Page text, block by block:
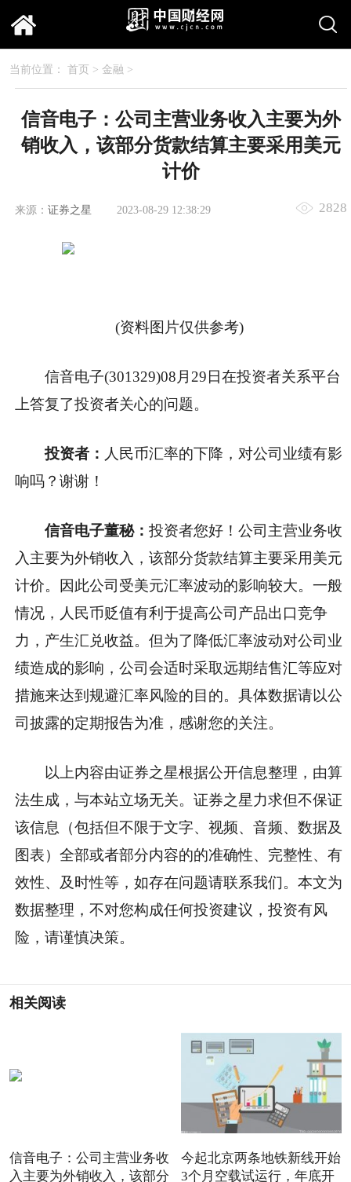
当前位置： 首页 > 金融 >
信音电子：公司主营业务收入主要为外
销收入，该部分货款结算主要采用美元
计价
来源： 证券之星 2023-08-29 12:38:29 2828
(资料图片仅供参考)
信音电子(301329)08月29日在投资者关系平台
上答复了投资者关心的问题。
投资者： 人民币汇率的下降，对公司业绩有影
响吗？谢谢！
信音电子董秘：投资者您好！公司主营业务收
入主要为外销收入，该部分货款结算主要采用美元
计价。因此公司受美元汇率波动的影响较大。一般
情况，人民币贬值有利于提高公司产品出口竞争
力，产生汇兑收益。但为了降低汇率波动对公司业
绩造成的影响，公司会适时采取远期结售汇等应对
措施来达到规避汇率风险的目的。具体数据请以公
司披露的定期报告为准，感谢您的关注。
以上内容由证券之星根据公开信息整理，由算
法生成，与本站立场无关。证券之星力求但不保证
该信息（包括但不限于文字、视频、音频、数据及
图表）全部或者部分内容的的准确性、完整性、有
效性、及时性等，如存在问题请联系我们。本文为
数据整理，不对您构成任何投资建议，投资有风
险，请谨慎决策。
相关阅读
信音电子：公司主营业务收
入主要为外销收入，该部分
今起北京两条地铁新线开始
3个月空载试运行，年底开